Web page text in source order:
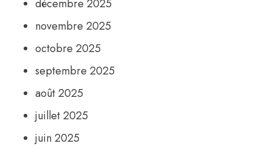
décembre 2025
novembre 2025
octobre 2025
septembre 2025
août 2025
juillet 2025
juin 2025